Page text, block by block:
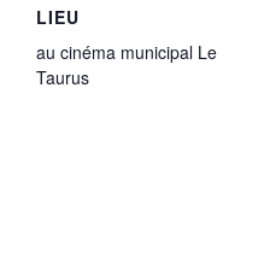
LIEU
au cinéma municipal Le
Taurus